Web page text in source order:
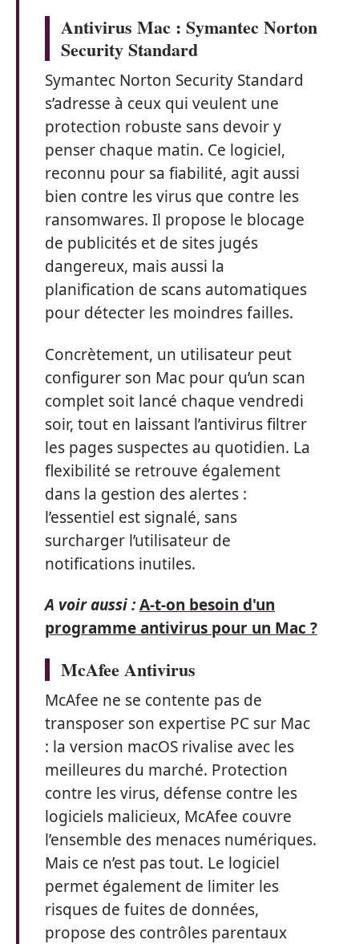
Antivirus Mac : Symantec Norton
Security Standard
Symantec Norton Security Standard
s’adresse à ceux qui veulent une
protection robuste sans devoir y
penser chaque matin. Ce logiciel,
reconnu pour sa fiabilité, agit aussi
bien contre les virus que contre les
ransomwares. Il propose le blocage
de publicités et de sites jugés
dangereux, mais aussi la
planification de scans automatiques
pour détecter les moindres failles.
Concrètement, un utilisateur peut
configurer son Mac pour qu’un scan
complet soit lancé chaque vendredi
soir, tout en laissant l’antivirus filtrer
les pages suspectes au quotidien. La
flexibilité se retrouve également
dans la gestion des alertes :
l’essentiel est signalé, sans
surcharger l’utilisateur de
notifications inutiles.
A voir aussi :A-t-on besoin d'un
programme antivirus pour un Mac ?
McAfee Antivirus
McAfee ne se contente pas de
transposer son expertise PC sur Mac
: la version macOS rivalise avec les
meilleures du marché. Protection
contre les virus, défense contre les
logiciels malicieux, McAfee couvre
l’ensemble des menaces numériques.
Mais ce n’est pas tout. Le logiciel
permet également de limiter les
risques de fuites de données,
propose des contrôles parentaux